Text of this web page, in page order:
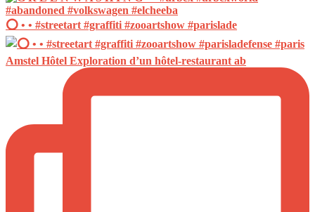
⭕️ • • #streetart #graffiti #zooartshow #parislade
Amstel Hôtel Exploration d’un hôtel-restaurant ab